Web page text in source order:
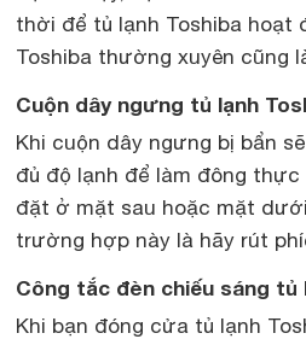
thời để tủ lạnh Toshiba hoạt
Toshiba thường xuyên cũng
Cuộn dây ngưng tủ lạnh
Khi cuộn dây ngưng bị bẩn
đủ độ lạnh để làm đông
đặt ở mặt sau hoặc mặt
trường hợp này là hãy rút
Công tắc đèn chiếu sáng
Khi bạn đóng cửa tủ lạnh